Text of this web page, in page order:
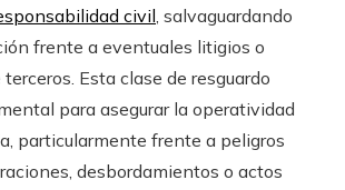
civil, salvaguardando
frente a eventuales litigios o
Esta clase de resguardo
para asegurar la operatividad
particularmente frente a peligros
desbordamientos o actos